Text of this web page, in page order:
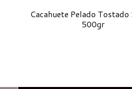
Cacahuete Pelado Tostado
500gr